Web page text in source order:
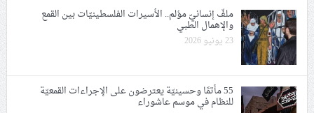
ملفّ إنسانيّ مؤلم.. الأسيرات الفلسطينيّات بين القمع
والإهمال الطبي
23 يونيو 2026
55 مأتمًا وحسينيّة يعترضون على الإجراءات القمعيّة
للنظام في موسم عاشوراء